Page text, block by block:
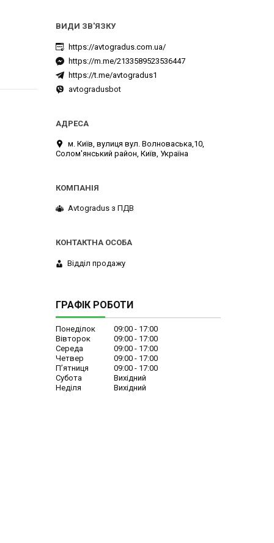
https://avtogradus.com.ua/
https://m.me/2133589523536447
https://t.me/avtogradus1
avtogradusbot
м. Київ, вулиця вул. Волноваська,10,
Солом'янський район, Київ, Україна
Avtogradus з ПДВ
Відділ продажу
ГРАФІК РОБОТИ
Понеділок 09:00
17:00
Вівторок
09:00
17:00
Середа
09:00
17:00
Четвер
09:00
17:00
Пʼятниця
09:00
17:00
Субота
Вихідний
Неділя
Вихідний